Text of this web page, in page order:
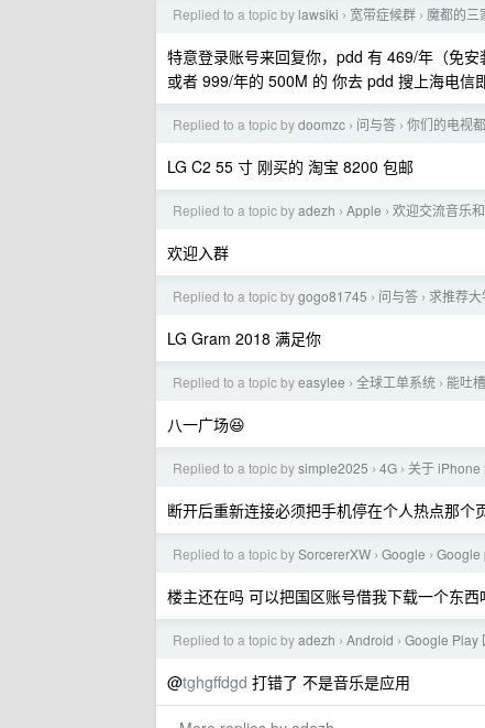
Replied to a topic by lawsiki › 宽带症候群 › 魔都的三
特意登录账号来回复你，pdd 有 469/年（免
或者 999/年的 500M 的 你去 pdd 搜上海电信
Replied to a topic bydoomzc › 问与答 › 你们的电视
LG C2 55 寸 刚买的 淘宝 8200 包邮
Replied to a topic byadezh › Apple › 欢迎交流音乐
欢迎入群
Replied to a topic bygogo81745 › 问与答 › 求推荐
LG Gram 2018 满足你
Replied to a topic byeasylee › 全球工单系统 › 能吐
八一广场😆
Replied to a topic bysimple2025 › 4G › 关于
断开后重新连接必须把手机停在个人热点那
Replied to a topic bySorcererXW › Google › Google
楼主还在吗 可以把国区账号借我下载一个东西
Replied to a topic byadezh › Android › Google Play
@tghgffdgd 打错了 不是音乐是应用